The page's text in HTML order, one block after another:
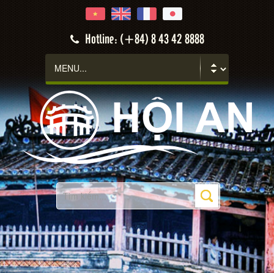
Hotline: (+84) 8 43 42 8888